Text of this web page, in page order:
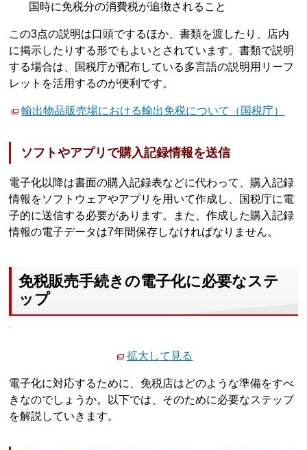
国時に免税分の消費税が追徴されること
この3点の説明は口頭でするほか、書類を渡したり、店内
に掲示したりする形でもよいとされています。書類で説明
する場合は、国税庁が配布している多言語の説明用リーフ
レットを活用するのが便利です。
輸出物品販売場における輸出免税について（国税庁）
ソフトやアプリで購入記録情報を送信
電子化以降は書面の購入記録表などに代わって、購入記録
情報をソフトウェアやアプリを用いて作成し、国税庁に電
子的に送信する必要があります。また、作成した購入記録
情報の電子データは7年間保存しなければなりません。
免税販売手続きの電子化に必要なステ
ップ
拡大して見る
電子化に対応するために、免税店はどのような準備をすべ
きなのでしょうか。以下では、そのために必要なステップ
を解説していきます。